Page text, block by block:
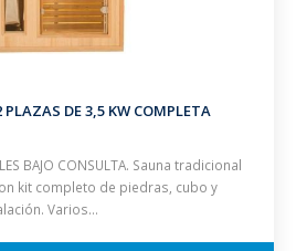
DE 3,5 KW COMPLETA
BAJO CONSULTA. Sauna tradicional
kit completo de piedras, cubo y
Varios…